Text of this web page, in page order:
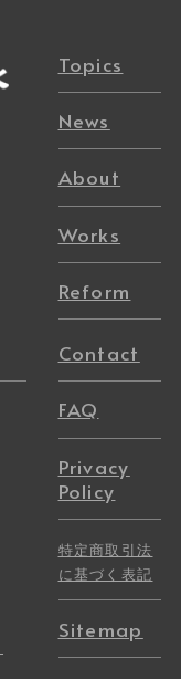
Topics
News
About
Works
Reform
Contact
FAQ
Privacy
Policy
特定商取引法
に基づく表記
Sitemap